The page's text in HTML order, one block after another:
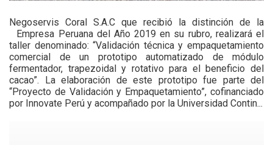
Negoservis Coral S.A.C que recibió la distinción de la
Empresa Peruana del Año 2019 en su rubro, realizará el
taller denominado: “Validación técnica y empaquetamiento
comercial de un prototipo automatizado de módulo
fermentador, trapezoidal y rotativo para el beneficio del
cacao”. La elaboración de este prototipo fue parte del
“Proyecto de Validación y Empaquetamiento”, cofinanciado
por Innovate Perú y acompañado por la Universidad Contin...